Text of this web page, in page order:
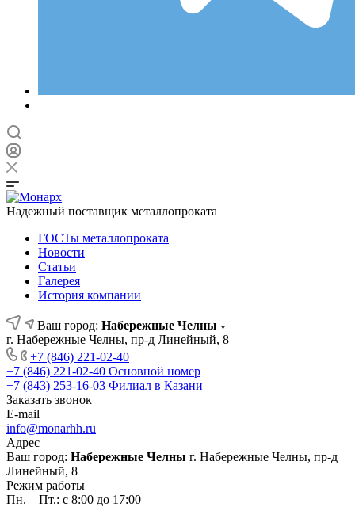
Надежный поставщик металлопроката
ГОСТы металлопроката
Новости
Статьи
Галерея
История компании
Ваш город: Набережные Челны
г. Набережные Челны, пр-д Линейный, 8
+7 (846) 221-02-40
+7 (846) 221-02-40 Основной номер
+7 (843) 253-16-03 Филиал в Казани
Заказать звонок
E-mail
info@monarhh.ru
Адрес
Ваш город: Набережные Челны г. Набережные Челны, пр-д
Линейный, 8
Режим работы
Пн. – Пт.: с 8:00 до 17:00